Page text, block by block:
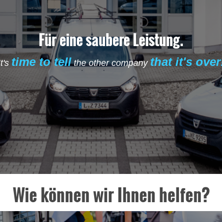
Für eine saubere Leistung.
time to tellthe other company that it's
Wie können wir Ihnen helfen?